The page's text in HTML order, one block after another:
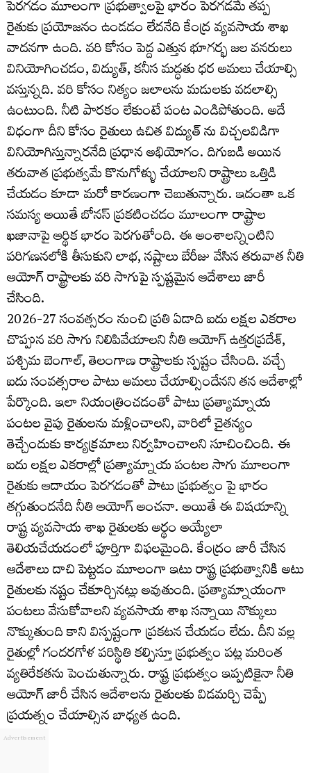
పెరగడం మూలంగా ప్రభుత్వాలపై భారం పెరగడమే తప్ప
రైతుకు ప్రయోజనం ఉండడం లేదనేది కేంద్ర వ్యవసాయ శాఖ
వాదనగా ఉంది. వరి కోసం పెద్ద ఎత్తున భూగర్భ జల వనరులు
వినియోగించడం, విద్యుత్, కనీస మద్ధతు ధర అమలు చేయాల్సి
వస్తున్నది. వరి కోసం నిత్యం జలాలను మడులకు వదలాల్సి
ఉంటుంది. నీటి పారకం లేకుంటే పంట ఎండిపోతుంది. అదే
విధంగా దీని కోసం రైతులు ఉచిత విద్యుత్ ను విచ్చలవిడిగా
వినియోగిస్తున్నారనేది ప్రధాన అభియోగం. దిగుబడి అయిన
తరువాత ప్రభుత్వమే కొనుగోళ్ళు చేయాలని రాష్ట్రాలు ఒత్తిడి
చేయడం కూడా మరో కారణంగా చెబుతున్నారు. ఇదంతా ఒక
సమస్య అయితే బోనస్ ప్రకటించడం మూలంగా రాష్ట్రాల
ఖజానాపై ఆర్థిక భారం పెరగుతోంది. ఈ అంశాలన్నింటిని
పరిగణనలోకి తీసుకుని లాభ, నష్టాలు బేరీజు వేసిన తరువాత నీతి
ఆయోగ్ రాష్ట్రాలకు వరి సాగుపై స్పష్టమైన ఆదేశాలు జారీ
చేసింది.
2026-27 సంవత్సరం నుంచి ప్రతి ఏడాది ఐదు లక్షల ఎకరాల
చొప్పున వరి సాగు నిలిపివేయాలని నీతి ఆయోగ్ ఉత్తరప్రదేశ్,
పశ్చిమ బెంగాల్, తెలంగాణ రాష్ట్రాలకు స్పష్టం చేసింది. వచ్చే
ఐదు సంవత్సరాల పాటు అమలు చేయాల్సిందేనని తన ఆదేశాల్లో
పేర్కొంది. ఇలా నియంత్రించడంతో పాటు ప్రత్యామ్నాయ
పంటల వైపు రైతులను మళ్లించాలని, వారిలో చైతన్యం
తెచ్చేందుకు కార్యక్రమాలు నిర్వహించాలని సూచించింది. ఈ
ఐదు లక్షల ఎకరాల్లో ప్రత్యామ్నాయ పంటల సాగు మూలంగా
రైతుకు ఆదాయం పెరగడంతో పాటు ప్రభుత్వం పై భారం
తగ్గుతుందనేది నీతి ఆయోగ్ అంచనా. అయితే ఈ విషయాన్ని
రాష్ట్ర వ్యవసాయ శాఖ రైతులకు అర్థం అయ్యేలా
తెలియచేయడంలో పూర్తిగా విఫలమైంది. కేంద్రం జారీ చేసిన
ఆదేశాలు దాచి పెట్టడం మూలంగా ఇటు రాష్ట్ర ప్రభుత్వానికి అటు
రైతులకు నష్టం చేకూర్చినట్లు అవుతుంది. ప్రత్యామ్నాయంగా
పంటలు వేసుకోవాలని వ్యవసాయ శాఖ సన్నాయి నొక్కులు
నొక్కుతుంది కాని విస్పష్టంగా ప్రకటన చేయడం లేదు. దీని వల్ల
రైతుల్లో గందరగోళ పరిస్థితి కల్పిస్తూ ప్రభుత్వం పట్ల మరింత
వ్యతిరేకతను పెంచుతున్నారు. రాష్ట్ర ప్రభుత్వం ఇప్పటికైనా నీతి
ఆయోగ్ జారీ చేసిన ఆదేశాలను రైతులకు విడమర్చి చెప్పే
ప్రయత్నం చేయాల్సిన బాధ్యత ఉంది.